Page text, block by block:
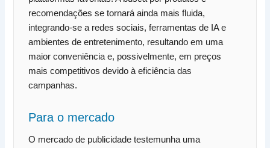
recomendações se tornará ainda mais fluida,
integrando-se a redes sociais, ferramentas de IA e
ambientes de entretenimento, resultando em uma
maior conveniência e, possivelmente, em preços
mais competitivos devido à eficiência das
campanhas.
Para o mercado
O mercado de publicidade testemunha uma